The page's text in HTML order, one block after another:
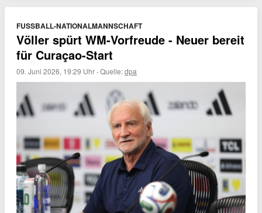
FUSSBALL-NATIONALMANNSCHAFT
Völler spürt WM-Vorfreude - Neuer bereit
für Curaçao-Start
09. Juni 2026, 19:29 Uhr ·Quelle:dpa